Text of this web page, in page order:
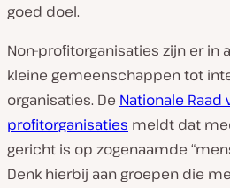
goed doel.
Non-profitorganisaties zijn er in
kleine gemeenschappen tot
organisaties. De Nationale Raad
profitorganisaties meldt dat
gericht is op zogenaamde
Denk hierbij aan groepen die